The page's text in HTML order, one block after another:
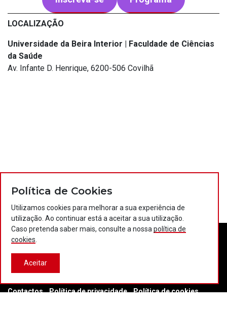
LOCALIZAÇÃO
Universidade da Beira Interior | Faculdade de Ciências
da Saúde
Av. Infante D. Henrique, 6200-506 Covilhã
Contactos Política de privacidade
Política de cookies
Política de Cookies
Utilizamos cookies para melhorar a sua experiência de
utilização. Ao continuar está a aceitar a sua utilização.
Caso pretenda saber mais, consulte a nossa política de
cookies
Aceitar